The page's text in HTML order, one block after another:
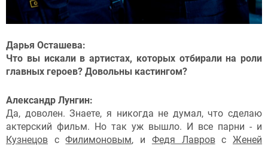
Дарья Осташева:
Что вы искали в артистах, которых отбирали на роли
главных героев? Довольны кастингом?
Александр Лунгин:
Да, доволен. Знаете, я никогда не думал, что сделаю
актерский фильм. Но так уж вышло. И все парни - и
Кузнецов сФилимоновым, и Федя ЛавровсЖеней